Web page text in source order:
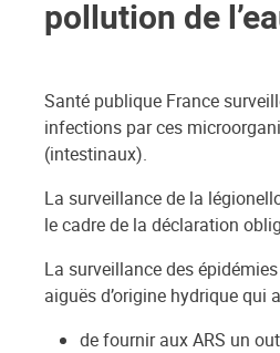
pollution de
Santé publique France
infections par ces
(intestinaux).
La surveillance de la
le cadre de la déclaration
La surveillance des
aiguës d’origine hydrique qui
de fournir aux ARS un